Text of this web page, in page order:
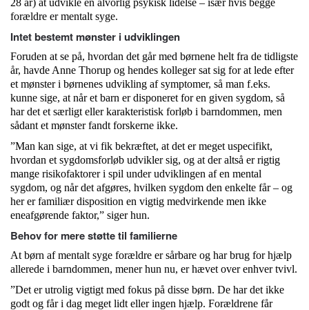
28 år) at udvikle en alvorlig psykisk lidelse – især hvis begge
forældre er mentalt syge.
Intet bestemt mønster i udviklingen
Foruden at se på, hvordan det går med børnene helt fra de tidligste
år, havde Anne Thorup og hendes kolleger sat sig for at lede efter
et mønster i børnenes udvikling af symptomer, så man f.eks.
kunne sige, at når et barn er disponeret for en given sygdom, så
har det et særligt eller karakteristisk forløb i barndommen, men
sådant et mønster fandt forskerne ikke.
”Man kan sige, at vi fik bekræftet, at det er meget uspecifikt,
hvordan et sygdomsforløb udvikler sig, og at der altså er rigtig
mange risikofaktorer i spil under udviklingen af en mental
sygdom, og når det afgøres, hvilken sygdom den enkelte får – og
her er familiær disposition en vigtig medvirkende men ikke
eneafgørende faktor,” siger hun.
Behov for mere støtte til familierne
At børn af mentalt syge forældre er sårbare og har brug for hjælp
allerede i barndommen, mener hun nu, er hævet over enhver tvivl.
”Det er utrolig vigtigt med fokus på disse børn. De har det ikke
godt og får i dag meget lidt eller ingen hjælp. Forældrene får